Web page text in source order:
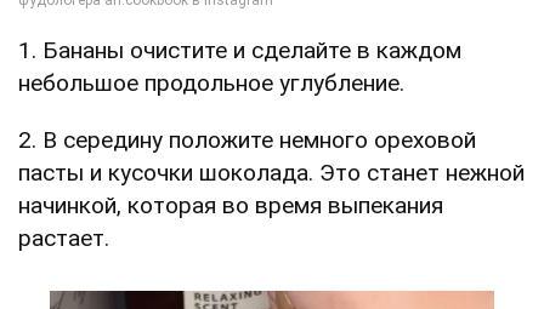
1. Бананы очистите и сделайте в каждом
небольшое продольное углубление.
2. В середину положите немного ореховой
пасты и кусочки шоколада. Это станет нежной
начинкой, которая во время выпекания
растает.